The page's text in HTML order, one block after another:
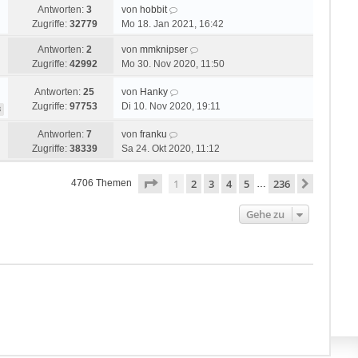
Antworten: 3
Zugriffe: 32779
von hobbit
Mo 18. Jan 2021, 16:42
Antworten: 2
Zugriffe: 42992
von mmknipser
Mo 30. Nov 2020, 11:50
Antworten:25
Zugriffe: 97753
von Hanky
Di 10. Nov 2020, 19:11
Antworten: 7
Zugriffe: 38339
von franku
Sa 24. Okt 2020, 11:12
4706 Themen Seite von236
1 2 3 4 5 … 236
Gehe zu